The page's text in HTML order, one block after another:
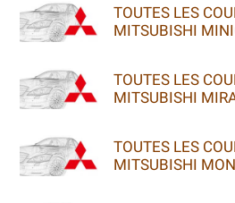
TOUTES LES
MITSUBISHI
TOUTES LES
MITSUBISHI
TOUTES LES
MITSUBISHI